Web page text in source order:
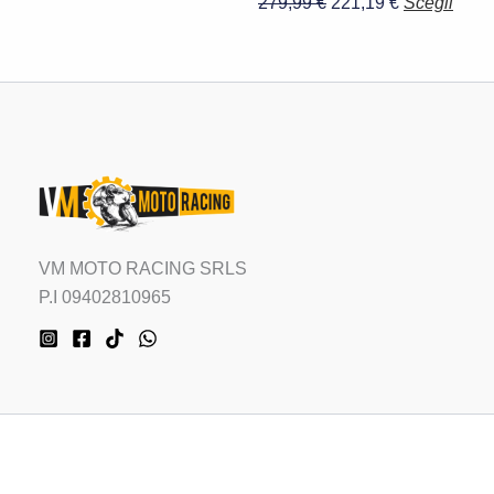
VM MOTO RACING SRLS
P.I 09402810965